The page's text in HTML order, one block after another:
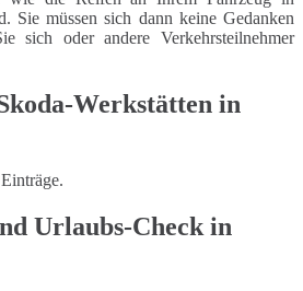
Sie müssen sich dann keine Gedanken
sich oder andere Verkehrsteilnehmer
Werkstätten in
Urlaubs-Check in